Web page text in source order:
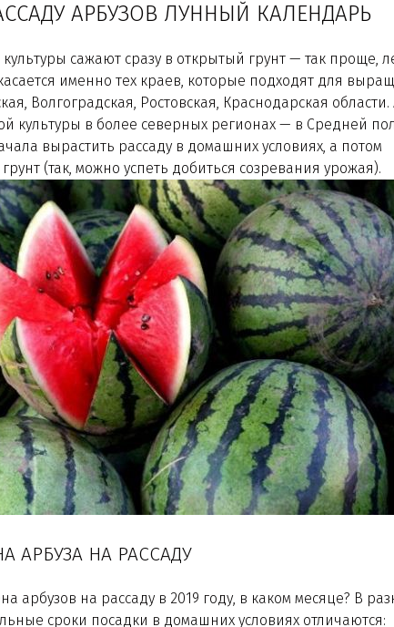
АРБУЗОВ ЛУННЫЙ КАЛЕНДАРЬ
сажают сразу в открытый грунт — так проще,
именно тех краев, которые подходят для
Волгоградская, Ростовская, Краснодарская области.
культуры в более северных регионах — в Средней
вырастить рассаду в домашних условиях, а потом
(так, можно успеть добиться созревания урожая).
АРБУЗА НА РАССАДУ
арбузов на рассаду в 2019 году, в каком месяце? В
сроки посадки в домашних условиях отличаются: